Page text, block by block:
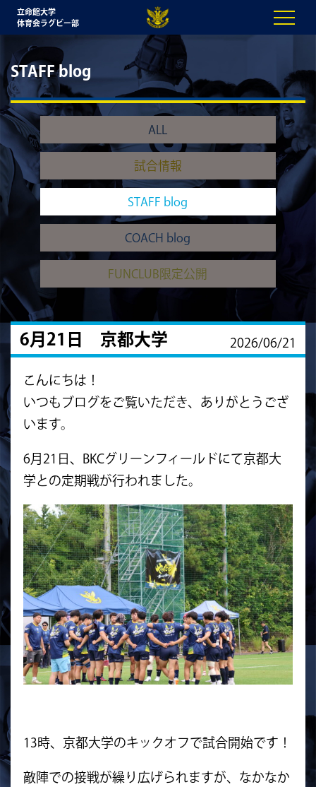
立命館大学
体育会ラグビー部
STAFF blog
ALL
試合情報
STAFF blog
COACH blog
FUNCLUB限定公開
6月21日 京都大学 2026/06/21
こんにちは！
いつもブログをご覧いただき、ありがとうござ
います。
6月21日、BKCグリーンフィールドにて京都大
学との定期戦が行われました。
13時、京都大学のキックオフで試合開始です！
敵陣での接戦が繰り広げられますが、なかなか